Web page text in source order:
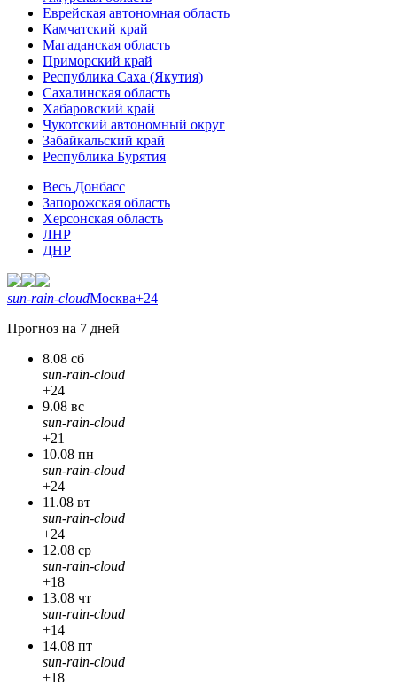
Еврейская автономная область
Камчатский край
Магаданская область
Приморский край
Республика Саха (Якутия)
Сахалинская область
Хабаровский край
Чукотский автономный округ
Забайкальский край
Республика Бурятия
Весь Донбасс
Запорожская область
Херсонская область
ЛНР
ДНР
sun-rain-cloudМосква+24
Прогноз на 7 дней
8.08 сб
sun-rain-cloud
+24
9.08 вс
sun-rain-cloud
+21
10.08 пн
sun-rain-cloud
+24
11.08 вт
sun-rain-cloud
+24
12.08 ср
sun-rain-cloud
+18
13.08 чт
sun-rain-cloud
+14
14.08 пт
sun-rain-cloud
+18